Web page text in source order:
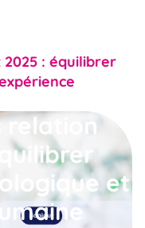
: équilibrer
relation
et